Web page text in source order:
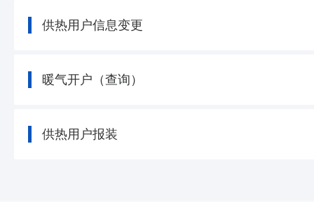
供热用户信息变更
暖气开户（查询）
供热用户报装